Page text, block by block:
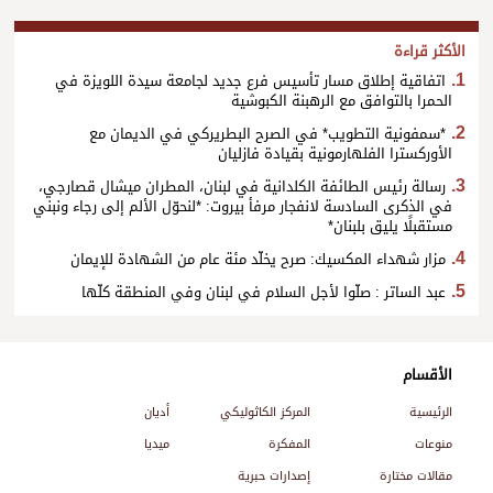
الأكثر قراءة
اتفاقية إطلاق مسار تأسيس فرع جديد لجامعة سيدة اللويزة في
الحمرا بالتوافق مع الرهبنة الكبوشية
*سمفونية التطويب* في الصرح البطريركي في الديمان مع
الأوركسترا الفلهارمونية بقيادة فازليان
رسالة رئيس الطائفة الكلدانية في لبنان، المطران ميشال قصارجي،
في الذكرى السادسة لانفجار مرفأ بيروت: *لنحوّل الألم إلى رجاء ونبني
مستقبلًا يليق بلبنان*
مزار شهداء المكسيك: صرح يخلّد مئة عام من الشهادة للإيمان
عبد الساتر : صلّوا لأجل السلام في لبنان وفي المنطقة كلّها
الأقسام
الرئيسية المركز الكاثوليكي
أديان
منوعات
المفكرة
ميديا
مقالات مختارة
إصدارات حبرية